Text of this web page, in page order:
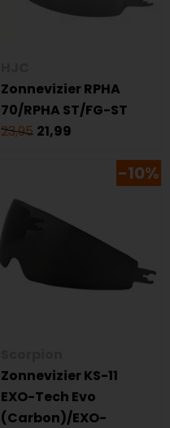
Zonnevizier RPHA
70/RPHA ST/FG-ST
23,95 21,99
-10%
Zonnevizier KS-11
EXO-Tech Evo
(Carbon)/EXO-